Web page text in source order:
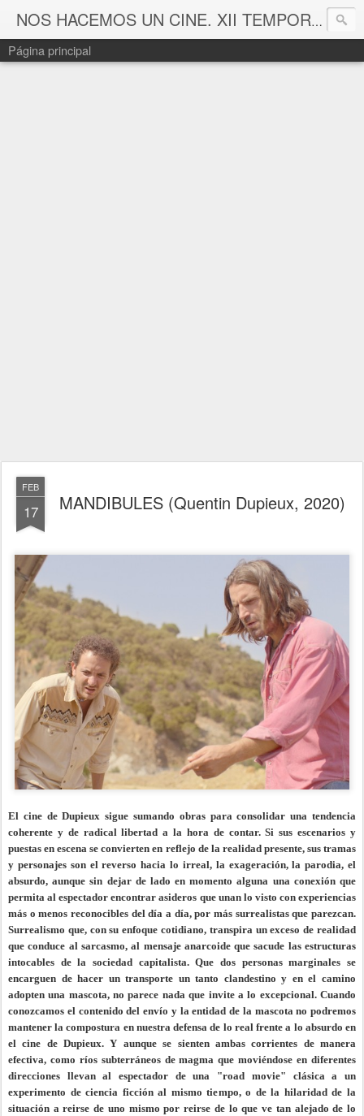
NOS HACEMOS UN CINE. XII TEMPORADA
Página principal
FEB
17 MANDIBULES (Quentin Dupieux, 2020)
El cine de Dupieux sigue sumando obras para consolidar una tendencia
coherente y de radical libertad a la hora de contar. Si sus escenarios y
puestas en escena se convierten en reflejo de la realidad presente, sus tramas
y personajes son el reverso hacia lo irreal, la exageración, la parodia, el
absurdo, aunque sin dejar de lado en momento alguna una conexión que
permita al espectador encontrar asideros que unan lo visto con experiencias
más o menos reconocibles del día a día, por más surrealistas que parezcan.
Surrealismo que, con su enfoque cotidiano, transpira un exceso de realidad
que conduce al sarcasmo, al mensaje anarcoide que sacude las estructuras
intocables de la sociedad capitalista. Que dos personas marginales se
encarguen de hacer un transporte un tanto clandestino y en el camino
adopten una mascota, no parece nada que invite a lo excepcional. Cuando
conozcamos el contenido del envío y la entidad de la mascota no podremos
mantener la compostura en nuestra defensa de lo real frente a lo absurdo en
el cine de Dupieux. Y aunque se sienten ambas corrientes de manera
efectiva, como ríos subterráneos de magma que moviéndose en diferentes
direcciones llevan al espectador de una "road movie" clásica a un
experimento de ciencia ficción al mismo tiempo, o de la hilaridad de la
situación a reirse de uno mismo por reirse de lo que ve tan alejado de lo